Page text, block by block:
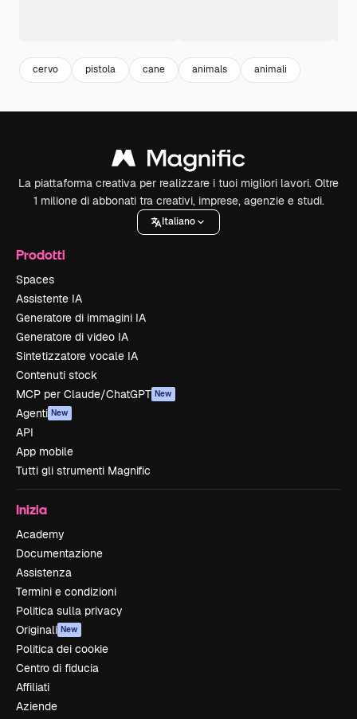
cervo pistola cane animals animali
La piattaforma creativa per realizzare i tuoi migliori lavori. Oltre
1 milione di abbonati tra creativi, imprese, agenzie e studi.
Italiano
Prodotti
Spaces
Assistente IA
Generatore di immagini IA
Generatore di video IA
Sintetizzatore vocale IA
Contenuti stock
MCP per Claude/ChatGPT New
Agenti New
API
App mobile
Tutti gli strumenti Magnific
Inizia
Academy
Documentazione
Assistenza
Termini e condizioni
Politica sulla privacy
Originali New
Politica dei cookie
Centro di fiducia
Affiliati
Aziende